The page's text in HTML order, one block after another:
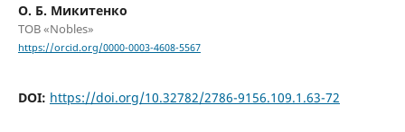
О. Б. Микитенко
ТОВ «Nobles»
https://orcid.org/0000-0003-4608-5567
DOI: https://doi.org/10.32782/2786-9156.109.1.63-72